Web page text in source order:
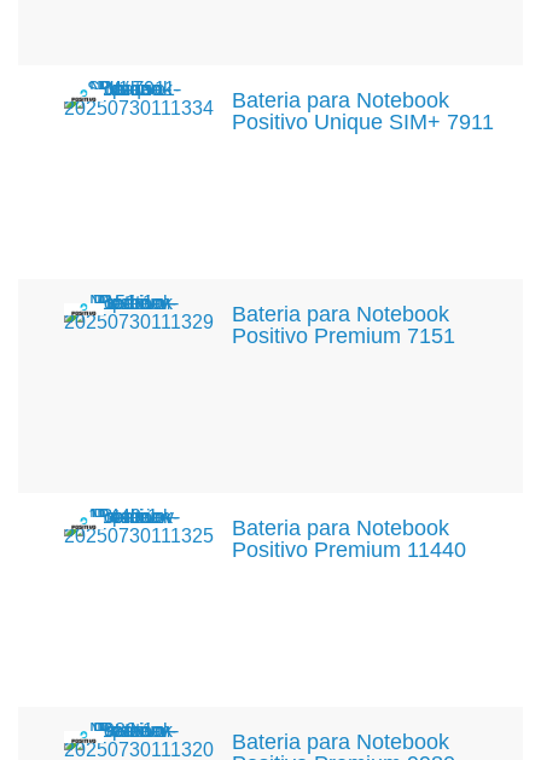
Bateria para Notebook
Positivo Unique SIM+ 7911
Bateria para Notebook
Positivo Premium 7151
Bateria para Notebook
Positivo Premium 11440
Bateria para Notebook